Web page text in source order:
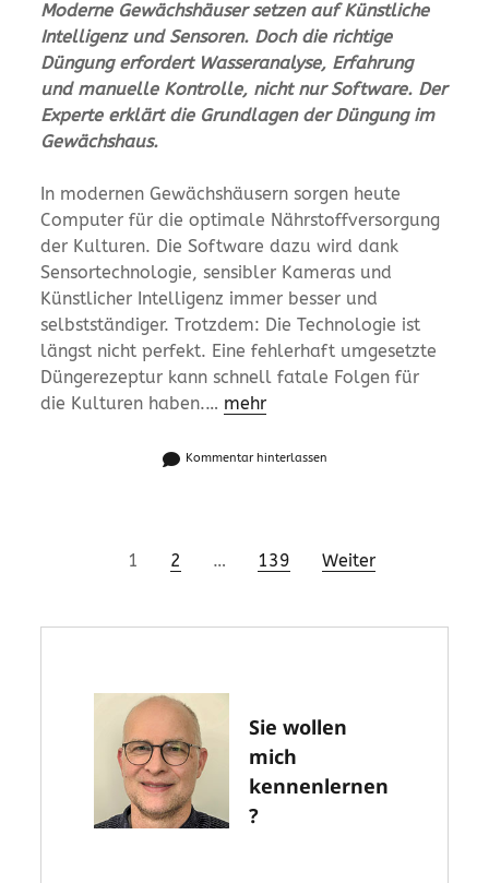
Moderne Gewächshäuser setzen auf Künstliche
Intelligenz und Sensoren. Doch die richtige
Düngung erfordert Wasseranalyse, Erfahrung
und manuelle Kontrolle, nicht nur Software. Der
Experte erklärt die Grundlagen der Düngung im
Gewächshaus.
In modernen Gewächshäusern sorgen heute
Computer für die optimale Nährstoffversorgung
der Kulturen. Die Software dazu wird dank
Sensortechnologie, sensibler Kameras und
Künstlicher Intelligenz immer besser und
selbstständiger. Trotzdem: Die Technologie ist
längst nicht perfekt. Eine fehlerhaft umgesetzte
Düngerezeptur kann schnell fatale Folgen für
die Kulturen haben.… mehr
Kommentar hinterlassen
Seitennummerierung
1 2 … 139 Weiter
Sie wollen
mich
kennenlernen
?